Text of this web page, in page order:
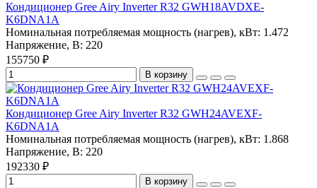
Кондиционер Gree Airy Inverter R32 GWH18AVDXE-
K6DNA1A
Номинальная потребляемая мощность (нагрев), кВт: 1.472
Напряжение, В: 220
155750 ₽
В корзину
Кондиционер Gree Airy Inverter R32 GWH24AVEXF-
K6DNA1A
Номинальная потребляемая мощность (нагрев), кВт: 1.868
Напряжение, В: 220
192330 ₽
В корзину